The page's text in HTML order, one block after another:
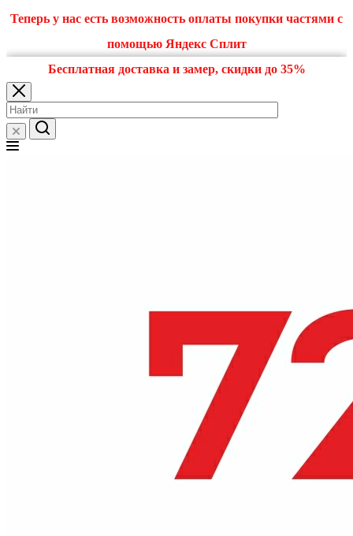
Теперь у нас есть возможность оплаты покупки частями с
помощью Яндекс Сплит
Бесплатная доставка и замер, скидки до 35%